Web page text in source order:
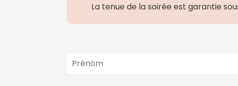
La tenue de la soirée est garantie